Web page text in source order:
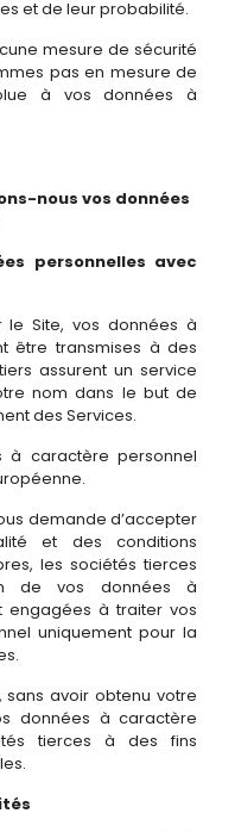
et de leur probabilité.
mesure de sécurité
pas en mesure de
à vos données à
nous vos données
personnelles avec
le Site, vos données à
être transmises à des
assurent un service
nom dans le but de
des Services.
à caractère personnel
demande d’accepter
et des conditions
les sociétés tierces
de vos données à
engagées à traiter vos
uniquement pour la
avoir obtenu votre
données à caractère
tierces à des fins